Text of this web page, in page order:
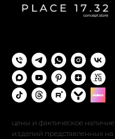
цены и фактическое наличие
изделий представленных на